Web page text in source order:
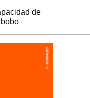
de